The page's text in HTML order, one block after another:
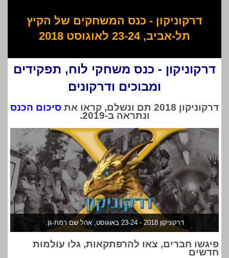
דרקוניקון - כנס המשחקים של הקיץ
תל-אביב, 23-24 לאוגוסט 2018
דרקוניקון - כנס משחקי לוח, תפקידים
ומבוכים ודרקונים
דרקוניקון 2018 תם ונשלם, קראו את סיכום הכנס
ונתראה ב-2019.
דרקוניקון 2018 - 23-24 באוגוסט, אהל שם רמת-גן.
פיגשו חברים, צאו להרפתקאות, גלו עולמות
חדשים